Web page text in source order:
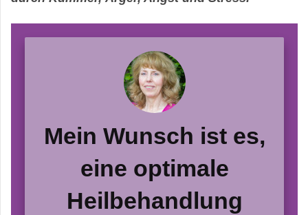
Mein Wunsch ist es,
eine optimale
Heilbehandlung